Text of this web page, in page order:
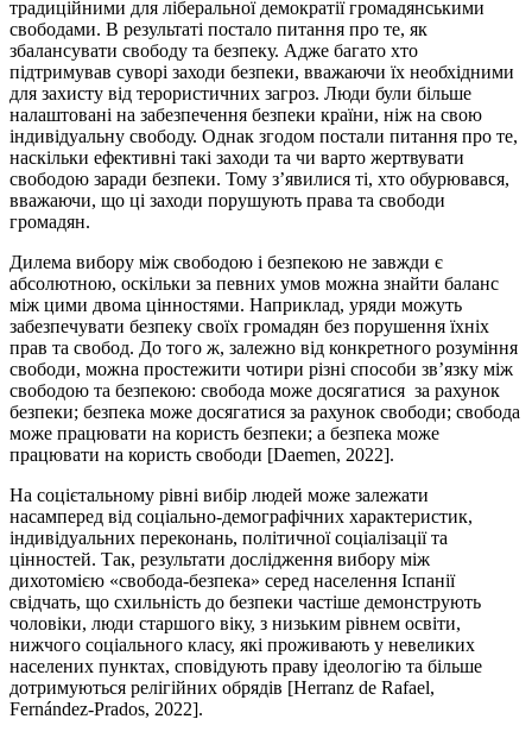
традиційними для ліберальної демократії громадянськими
свободами. В результаті постало питання про те, як
збалансувати свободу та безпеку. Адже багато хто
підтримував суворі заходи безпеки, вважаючи їх необхідними
для захисту від терористичних загроз. Люди були більше
налаштовані на забезпечення безпеки країни, ніж на свою
індивідуальну свободу. Однак згодом постали питання про те,
наскільки ефективні такі заходи та чи варто жертвувати
свободою заради безпеки. Тому з’явилися ті, хто обурювався,
вважаючи, що ці заходи порушують права та свободи
громадян.
Дилема вибору між свободою і безпекою не завжди є
абсолютною, оскільки за певних умов можна знайти баланс
між цими двома цінностями. Наприклад, уряди можуть
забезпечувати безпеку своїх громадян без порушення їхніх
прав та свобод. До того ж, залежно від конкретного розуміння
свободи, можна простежити чотири різні способи зв’язку між
свободою та безпекою: свобода може досягатися за рахунок
безпеки; безпека може досягатися за рахунок свободи; свобода
може працювати на користь безпеки; а безпека може
працювати на користь свободи [Daemen, 2022].
На соцієтальному рівні вибір людей може залежати
насамперед від соціально-демографічних характеристик,
індивідуальних переконань, політичної соціалізації та
цінностей. Так, результати дослідження вибору між
дихотомією «свобода-безпека» серед населення Іспанії
свідчать, що схильність до безпеки частіше демонструють
чоловіки, люди старшого віку, з низьким рівнем освіти,
нижчого соціального класу, які проживають у невеликих
населених пунктах, сповідують праву ідеологію та більше
дотримуються релігійних обрядів [Herranz de Rafael,
Fernández-Prados, 2022].